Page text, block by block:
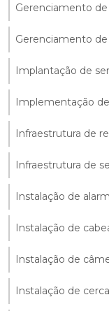
Gerenciamento
Gerenciamento
Implantação de
Implementação
Infraestrutura de
Infraestrutura de
Instalação de
Instalação de
Instalação de
Instalação de